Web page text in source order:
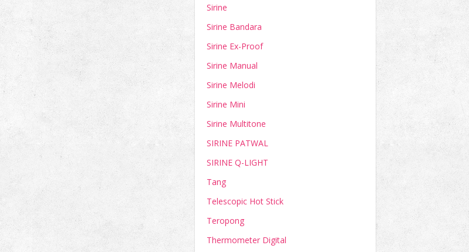
Sirine
Sirine Bandara
Sirine Ex-Proof
Sirine Manual
Sirine Melodi
Sirine Mini
Sirine Multitone
SIRINE PATWAL
SIRINE Q-LIGHT
Tang
Telescopic Hot Stick
Teropong
Thermometer Digital